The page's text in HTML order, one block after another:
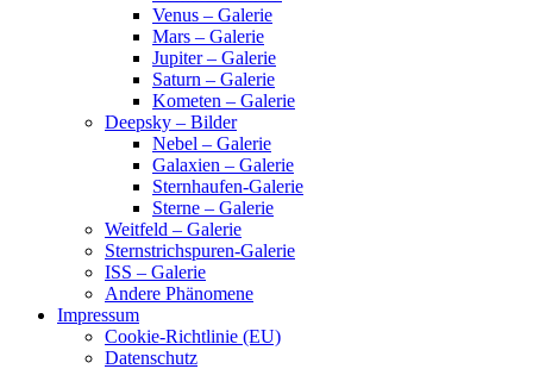
Venus – Galerie
Mars – Galerie
Jupiter – Galerie
Saturn – Galerie
Kometen – Galerie
Deepsky – Bilder
Nebel – Galerie
Galaxien – Galerie
Sternhaufen-Galerie
Sterne – Galerie
Weitfeld – Galerie
Sternstrichspuren-Galerie
ISS – Galerie
Andere Phänomene
Impressum
Cookie-Richtlinie (EU)
Datenschutz